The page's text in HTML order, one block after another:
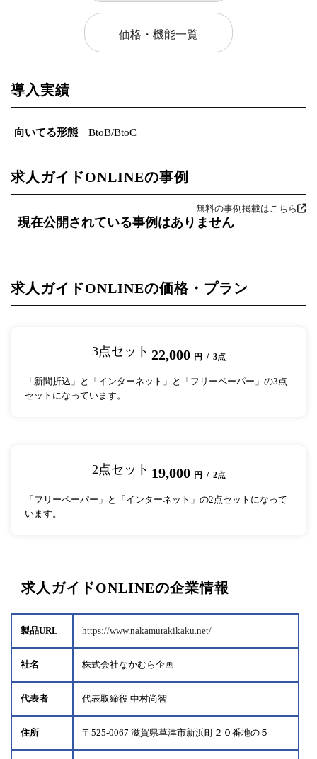
価格・機能一覧
導入実績
向いてる形態 BtoB/BtoC
求人ガイドONLINEの事例
無料の事例掲載はこちら
現在公開されている事例はありません
求人ガイドONLINEの価格・プラン
3点セット 22,000 円 / 3点
「新聞折込」と「インターネット」と「フリーペーパー」の3点
セットになっています。
2点セット 19,000 円 / 2点
「フリーペーパー」と「インターネット」の2点セットになって
います。
求人ガイドONLINEの企業情報
製品URL https://www.nakamurakikaku.net/
社名 株式会社なかむら企画
代表者 代表取締役 中村尚智
住所 〒525-0067 滋賀県草津市新浜町２０番地の５